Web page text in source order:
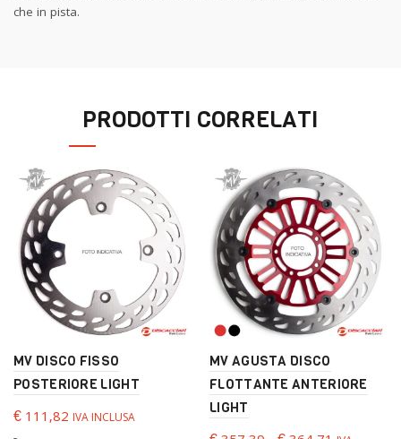
che in pista.
PRODOTTI CORRELATI
MV DISCO FISSO
POSTERIORE LIGHT
€111,82 IVA INCLUSA
MV AGUSTA DISCO
FLOTTANTE ANTERIORE
LIGHT